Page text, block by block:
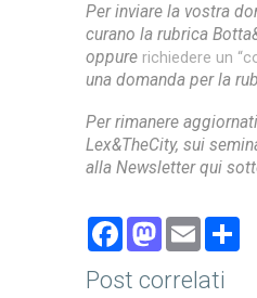
Per inviare la vostra
curano la rubrica
oppure richiedere un
una domanda per la
Per rimanere
Lex&TheCity, sui
alla Newsletter qui
Facebook
Post correlati